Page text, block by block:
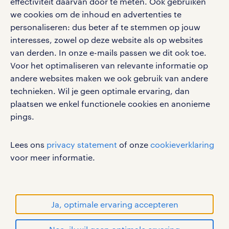
we cookies om de inhoud en advertenties te
personaliseren: dus beter af te stemmen op jouw
interesses, zowel op deze website als op websites
van derden. In onze e-mails passen we dit ook toe.
Voor het optimaliseren van relevante informatie op
andere websites maken we ook gebruik van andere
technieken. Wil je geen optimale ervaring, dan
plaatsen we enkel functionele cookies en anonieme
pings.
Lees ons privacy statement of onze cookieverklaring
voor meer informatie.
Ja, optimale ervaring accepteren
google play store
social media
Volg ons voor de leukste content omtrent
vacatures, solliciteren en inspiratie.
werken bij randstad
disclaimer